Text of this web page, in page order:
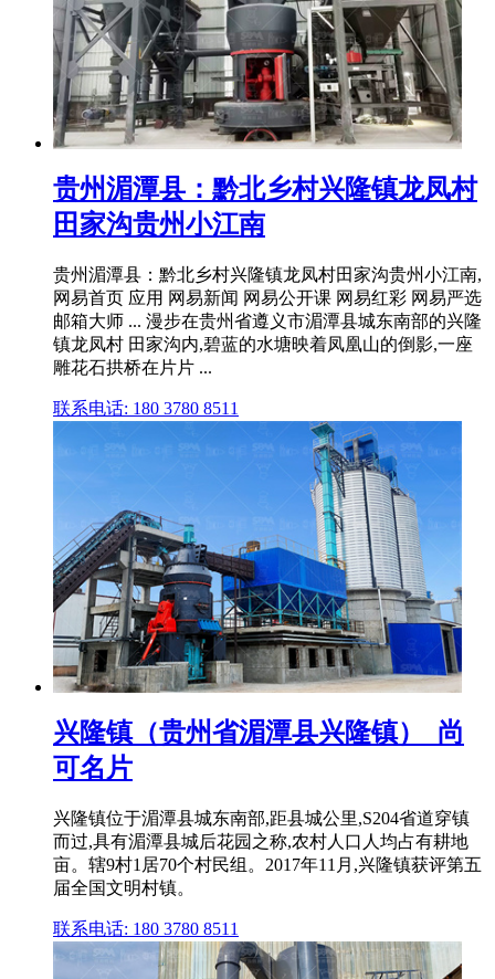
贵州湄潭县：黔北乡村兴隆镇龙凤村
田家沟贵州小江南
贵州湄潭县：黔北乡村兴隆镇龙凤村田家沟贵州小江南,
网易首页 应用 网易新闻 网易公开课 网易红彩 网易严选
邮箱大师 ... 漫步在贵州省遵义市湄潭县城东南部的兴隆
镇龙凤村 田家沟内,碧蓝的水塘映着凤凰山的倒影,一座
雕花石拱桥在片片 ...
联系电话: 180 3780 8511
兴隆镇（贵州省湄潭县兴隆镇）_尚
可名片
兴隆镇位于湄潭县城东南部,距县城公里,S204省道穿镇
而过,具有湄潭县城后花园之称,农村人口人均占有耕地
亩。辖9村1居70个村民组。2017年11月,兴隆镇获评第五
届全国文明村镇。
联系电话: 180 3780 8511